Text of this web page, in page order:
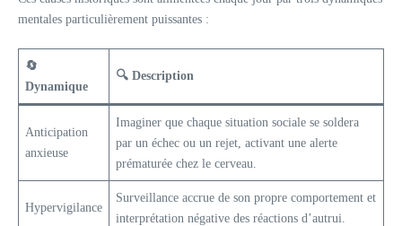
mentales particulièrement puissantes :
🔄
Dynamique
🔍 Description
Anticipation
anxieuse
Imaginer que chaque situation sociale se soldera
par un échec ou un rejet, activant une alerte
prématurée chez le cerveau.
Hypervigilance
Surveillance accrue de son propre comportement et
interprétation négative des réactions d’autrui.